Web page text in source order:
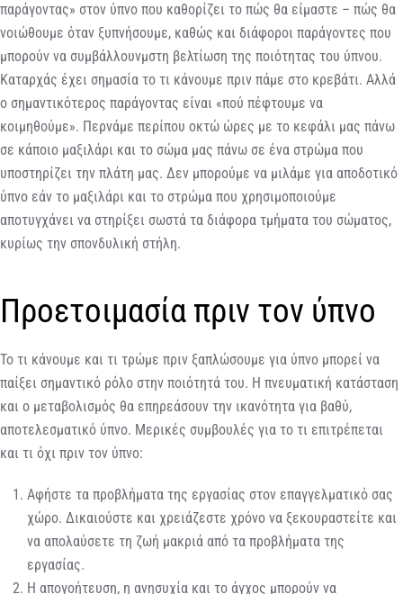
παράγοντας» στον ύπνο που καθορίζει το πώς θα είμαστε – πώς θα
νοιώθουμε όταν ξυπνήσουμε, καθώς και διάφοροι παράγοντες που
μπορούν να συμβάλλουνμστη βελτίωση της ποιότητας του ύπνου.
Καταρχάς έχει σημασία το τι κάνουμε πριν πάμε στο κρεβάτι. Αλλά
ο σημαντικότερος παράγοντας είναι «πού πέφτουμε να
κοιμηθούμε». Περνάμε περίπου οκτώ ώρες με το κεφάλι μας πάνω
σε κάποιο μαξιλάρι και το σώμα μας πάνω σε ένα στρώμα που
υποστηρίζει την πλάτη μας. Δεν μπορούμε να μιλάμε για αποδοτικό
ύπνο εάν το μαξιλάρι και το στρώμα που χρησιμοποιούμε
αποτυγχάνει να στηρίξει σωστά τα διάφορα τμήματα του σώματος,
κυρίως την σπονδυλική στήλη.
Προετοιμασία πριν τον ύπνο
Το τι κάνουμε και τι τρώμε πριν ξαπλώσουμε για ύπνο μπορεί να
παίξει σημαντικό ρόλο στην ποιότητά του. Η πνευματική κατάσταση
και ο μεταβολισμός θα επηρεάσουν την ικανότητα για βαθύ,
αποτελεσματικό ύπνο. Μερικές συμβουλές για το τι επιτρέπεται
και τι όχι πριν τον ύπνο:
Αφήστε τα προβλήματα της εργασίας στον επαγγελματικό σας
χώρο. Δικαιούστε και χρειάζεστε χρόνο να ξεκουραστείτε και
να απολαύσετε τη ζωή μακριά από τα προβλήματα της
εργασίας.
Η απογοήτευση, η ανησυχία και το άγχος μπορούν να